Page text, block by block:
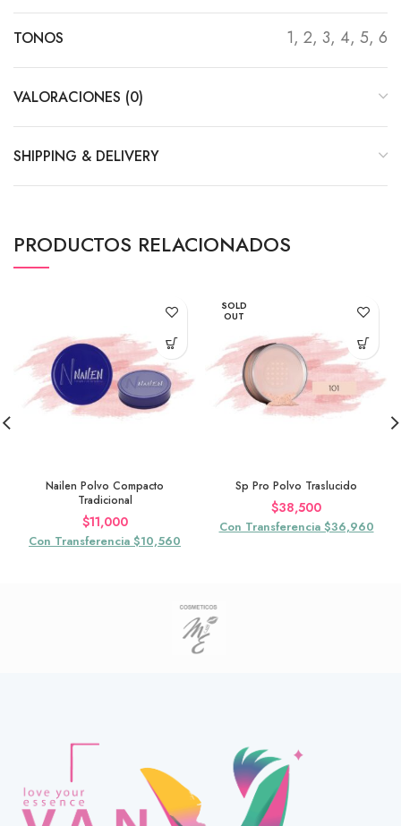
TONOS 1, 2, 3, 4, 5, 6
VALORACIONES (0)
SHIPPING & DELIVERY
PRODUCTOS RELACIONADOS
Nailen Polvo Compacto
Tradicional
$11,000
Con Transferencia $10,560
SOLD
OUT
Sp Pro Polvo Traslucido
$38,500
Con Transferencia $36,960